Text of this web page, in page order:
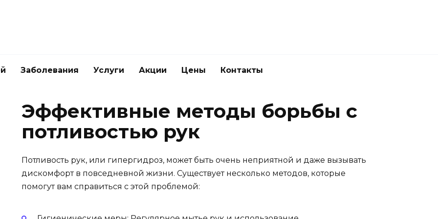
Заболевания Услуги Акции Цены Контакты
Эффективные методы борьбы с
потливостью рук
Потливость рук, или гипергидроз, может быть очень неприятной и даже вызывать
дискомфорт в повседневной жизни. Существует несколько методов, которые
помогут вам справиться с этой проблемой: